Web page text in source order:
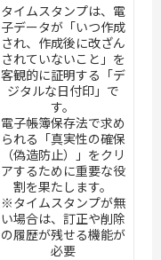
タイムスタンプは、電
子データが「いつ作成
され、作成後に改ざん
されていないこと」を
客観的に証明する「デ
ジタルな日付印」で
す。
電子帳簿保存法で求め
られる「真実性の確保
（偽造防止）」をクリ
アするために重要な役
割を果たします。
※タイムスタンプが無
い場合は、訂正や削除
の履歴が残せる機能が
必要